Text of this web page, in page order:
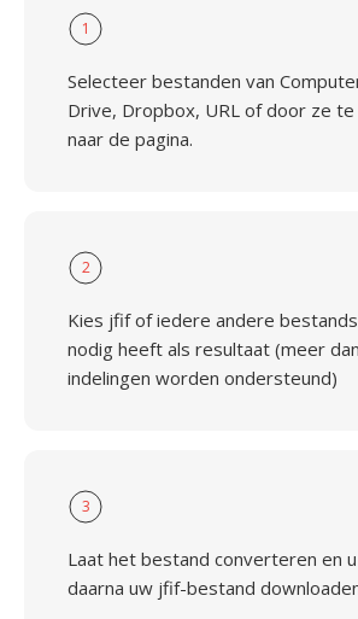
1
Selecteer bestanden van
Drive, Dropbox, URL of door ze
naar de pagina.
2
Kies jfif of iedere andere
nodig heeft als resultaat (meer
indelingen worden ondersteund)
3
Laat het bestand converteren en
daarna uw jfif-bestand